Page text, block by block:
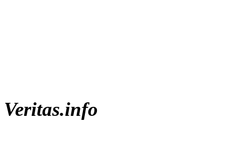
Veritas.info